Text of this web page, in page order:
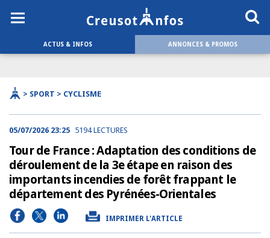
ACTUS & INFOS ANNONCES & PROMOS
> SPORT > CYCLISME
05/07/2026 23:25 5194 LECTURES
Tour de France : Adaptation des conditions de
déroulement de la 3e étape en raison des
importants incendies de forêt frappant le
département des Pyrénées-Orientales
IMPRIMER L'ARTICLE